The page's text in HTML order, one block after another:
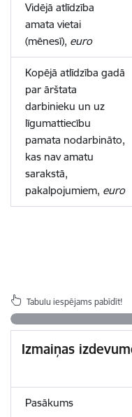
Vidējā atlīdzība
amata vietai
(mēnesī), euro
Kopējā atlīdzība gadā
par ārštata
darbinieku un uz
līgumattiecību
pamata nodarbināto,
kas nav amatu
sarakstā,
pakalpojumiem, euro
Tabulu iespējams pabīdīt!
Izmaiņas
Pasākums